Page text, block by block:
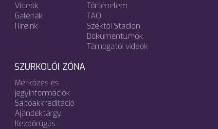
Videók
Galériák
Híreink
Történelem
TAO
Széktói Stadion
Dokumentumok
Támogatói videók
SZURKOLÓI ZÓNA
Mérkőzés és
jegyinformációk
Sajtóakkreditáció
Ajándéktárgy
Kezdőrúgás